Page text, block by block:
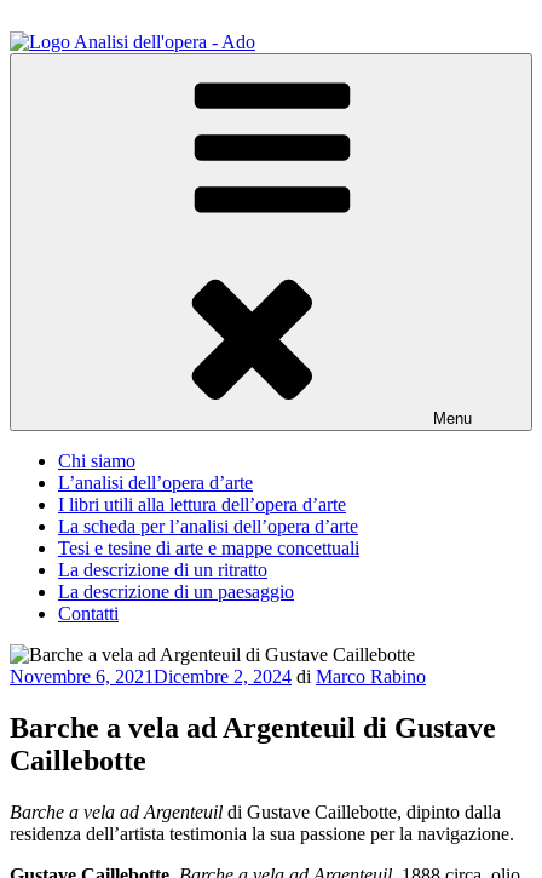
al
contenuto
Osservare le opere d'arte per capirle e imparare ad amarle
Menu
Chi siamo
L’analisi dell’opera d’arte
I libri utili alla lettura dell’opera d’arte
La scheda per l’analisi dell’opera d’arte
Tesi e tesine di arte e mappe concettuali
La descrizione di un ritratto
La descrizione di un paesaggio
Contatti
Pubblicato
Novembre 6, 2021Dicembre 2, 2024 di Marco Rabino
Barche a vela ad Argenteuil di Gustave
Caillebotte
Barche a vela ad Argenteuil di Gustave Caillebotte, dipinto dalla
residenza dell’artista testimonia la sua passione per la navigazione.